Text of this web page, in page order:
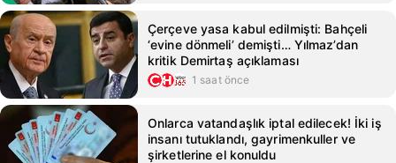
Çerçeve yasa kabul edilmişti: Bahçeli
‘evine dönmeli’ demişti… Yılmaz’dan
kritik Demirtaş açıklaması
1 saat önce
Onlarca vatandaşlık iptal edilecek! İki iş
insanı tutuklandı, gayrimenkuller ve
şirketlerine el konuldu